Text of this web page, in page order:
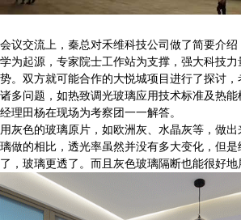
会议交流上，秦总对禾维科技公司做了简要介
学为起源，专家院士工作站为支撑，强大科技
势。双方就可能合作的大悦城项目进行了探讨
诸多问题，如热致调光玻璃应用技术标准及热
经理田杨在现场为考察团一一解答。
用灰色的玻璃原片，如欧洲灰、水晶灰等，做
璃做的相比，透光率虽然并没有多大变化，但
了，玻璃更透了。而且灰色玻璃隔断也能很好地